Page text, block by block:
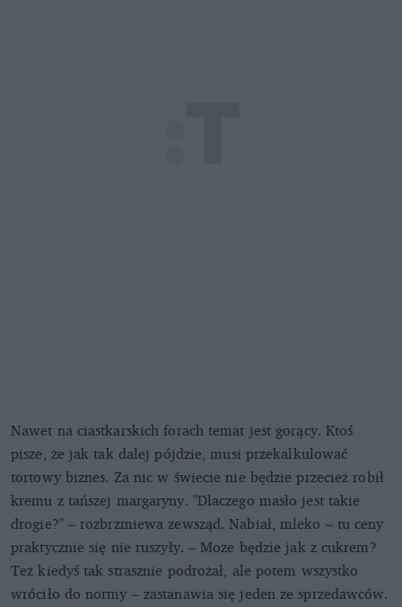
Nawet na ciastkarskich forach temat jest gorący. Ktoś
pisze, że jak tak dalej pójdzie, musi przekalkulować
tortowy biznes. Za nic w świecie nie będzie przecież robił
kremu z tańszej margaryny. "Dlaczego masło jest takie
drogie?" – rozbrzmiewa zewsząd. Nabiał, mleko – tu ceny
praktycznie się nie ruszyły. – Może będzie jak z cukrem?
Też kiedyś tak strasznie podrożał, ale potem wszystko
wróciło do normy – zastanawia się jeden ze sprzedawców.